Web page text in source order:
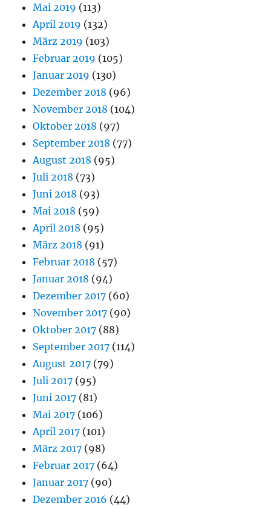
Mai 2019 (113)
April 2019 (132)
März 2019 (103)
Februar 2019 (105)
Januar 2019 (130)
Dezember 2018 (96)
November 2018 (104)
Oktober 2018 (97)
September 2018 (77)
August 2018 (95)
Juli 2018 (73)
Juni 2018 (93)
Mai 2018 (59)
April 2018 (95)
März 2018 (91)
Februar 2018 (57)
Januar 2018 (94)
Dezember 2017 (60)
November 2017 (90)
Oktober 2017 (88)
September 2017 (114)
August 2017 (79)
Juli 2017 (95)
Juni 2017 (81)
Mai 2017 (106)
April 2017 (101)
März 2017 (98)
Februar 2017 (64)
Januar 2017 (90)
Dezember 2016 (44)